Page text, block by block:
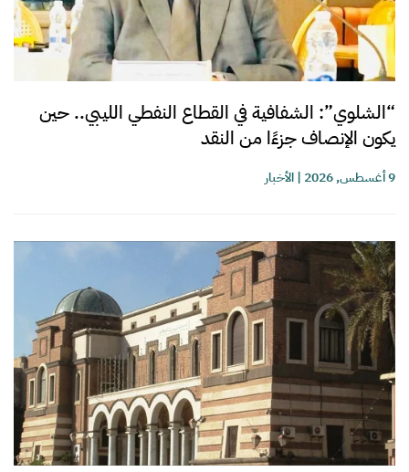
“الشلوي”: الشفافية في القطاع النفطي الليبي.. حين
يكون الإنصاف جزءًا من النقد
9 أغسطس, 2026 |الأخبار